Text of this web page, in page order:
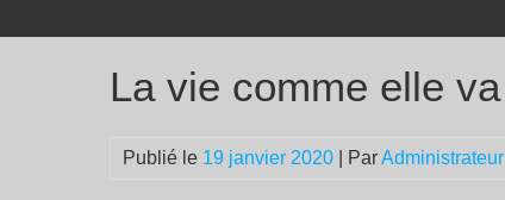
La vie comme elle va
Publié le 19 janvier 2020 | ParAdministrateur